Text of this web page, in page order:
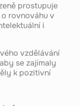
prostupuje
rovnováhu v
i
vzdělávání
se zajímaly
k pozitivní